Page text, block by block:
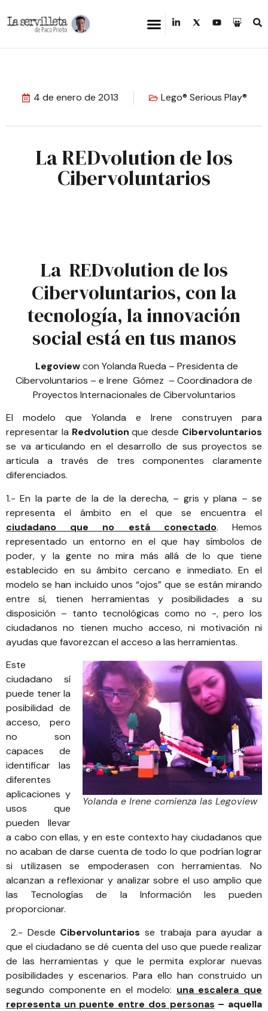
4 de enero de 2013 Lego® Serious Play®
La REDvolution de los
Cibervoluntarios
La REDvolution de los
Cibervoluntarios, con la
tecnología, la innovación
social está en tus manos
Legoviewcon Yolanda Rueda – Presidenta de
Cibervoluntarios – e Irene Gómez – Coordinadora de
Proyectos Internacionales de Cibervoluntarios
El modelo que Yolanda e Irene construyen para
representar la Redvolutionque desde Cibervoluntarios
se va articulando en el desarrollo de sus proyectos se
articula a través de tres componentes claramente
diferenciados.
1.- En la parte de la de la derecha, – gris y plana – se
representa el ámbito en el que se encuentra el
ciudadano que no está conectado. Hemos
representado un entorno en el que hay símbolos de
poder, y la gente no mira más allá de lo que tiene
establecido en su ámbito cercano e inmediato. En el
modelo se han incluido unos “ojos” que se están mirando
entre sí, tienen herramientas y posibilidades a su
disposición – tanto tecnológicas como no -, pero los
ciudadanos no tienen mucho acceso, ni motivación ni
ayudas que favorezcan el acceso a las herramientas.
Yolanda e Irene comienza las Legoview
Este
ciudadano sí
puede tener la
posibilidad de
acceso, pero
no son
capaces de
identificar las
diferentes
aplicaciones y
usos que
pueden llevar
a cabo con ellas, y en este contexto hay ciudadanos que
no acaban de darse cuenta de todo lo que podrían lograr
si utilizasen se empoderasen con herramientas. No
alcanzan a reflexionar y analizar sobre el uso amplio que
las Tecnologías de la Información les pueden
proporcionar.
2.- Desde Cibervoluntarios se trabaja para ayudar a
que el ciudadano se dé cuenta del uso que puede realizar
de las herramientas y que le permita explorar nuevas
posibilidades y escenarios. Para ello han construido un
segundo componente en el modelo: una escalera que
representa un puente entre dos personas – aquella